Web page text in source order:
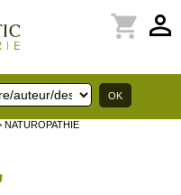
perm_identity
shopping_cart
NATUROPATHIE